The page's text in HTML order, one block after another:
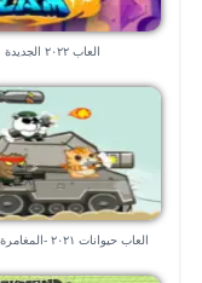
العاب ٢٠٢٢ الجديدة
العاب حيوانات ٢٠٢١ -المغامرة الطائشة